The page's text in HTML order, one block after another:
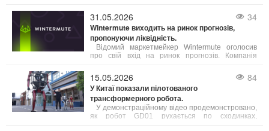
31.05.2026 34
Wintermute виходить на ринок прогнозів,
пропонуючи ліквідність.
Відомий маркетмейкер Wintermute оголосив
про свій вхід на ринок прогнозів. Компанія
забезпечуючи постійні котирування для
контрактів на події на провідних платформах.
15.05.2026 84
У Китаї показали пілотованого
трансформерного робота.
У демонстраційному відео продемонстровано,
як робот GD01 рухається по сходинках,